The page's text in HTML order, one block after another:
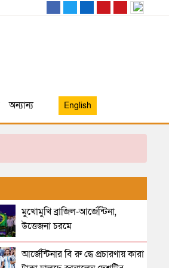
অন্যান্য English
মুখোমুখি ব্রাজিল-আর্জেন্টিনা,
উত্তেজনা চরমে
আর্জেন্টিনার বি রু দ্ধে প্রচারণায় কারা